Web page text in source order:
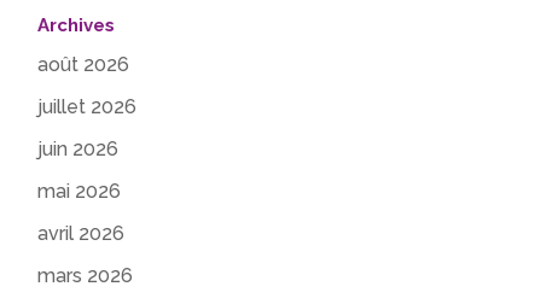
Archives
août 2026
juillet 2026
juin 2026
mai 2026
avril 2026
mars 2026